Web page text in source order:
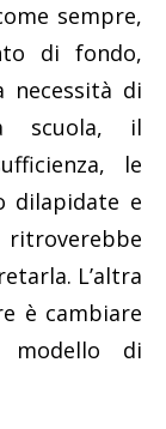
sempre,
di fondo,
necessità di
scuola, il
le
dilapidate e
ritroverebbe
L’altra
è cambiare
di